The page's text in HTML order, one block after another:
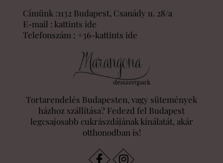
Címünk :1132 Budapest, Csanády u. 28/a
E-mail : kattints ide
Telefonszám : +36-kattints ide
Tortarendelés Budapesten, vagy sütemények
házhoz szállítása? Fedezd fel Budapest
legcsajosabb cukrászdájának kínálatát, akár
otthonodban is!